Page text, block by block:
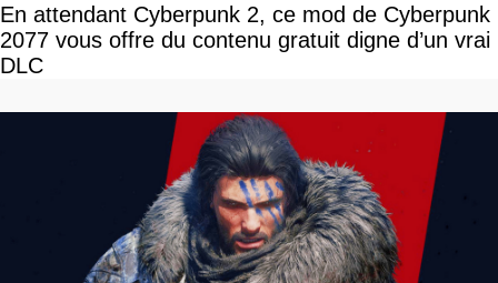
En attendant Cyberpunk 2, ce mod de Cyberpunk
2077 vous offre du contenu gratuit digne d’un vrai
DLC